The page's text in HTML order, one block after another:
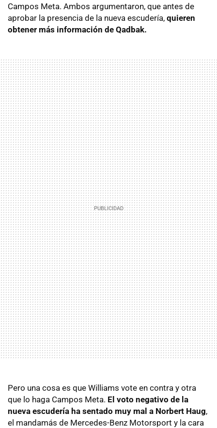
Campos Meta. Ambos argumentaron, que antes de
aprobar la presencia de la nueva escudería, quieren
obtener más información de Qadbak.
Pero una cosa es que Williams vote en contra y otra
que lo haga Campos Meta. El voto negativo de la
nueva escudería ha sentado muy mal a Norbert Haug,
el mandamás de Mercedes-Benz Motorsport y la cara